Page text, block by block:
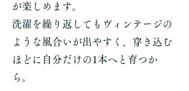
が楽しめます。
洗濯を繰り返してもヴィンテージの
ような風合いが出やすく、穿き込む
ほどに自分だけの1本へと育つか
ら。